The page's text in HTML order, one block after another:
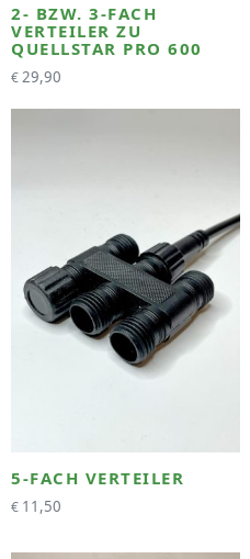
2- BZW. 3-FACH
VERTEILER ZU
QUELLSTAR PRO 600
€29,90
5-FACH VERTEILER
€ 11,50